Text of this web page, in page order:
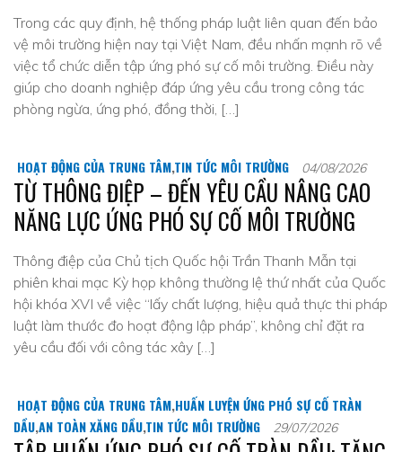
Trong các quy định, hệ thống pháp luật liên quan đến bảo
vệ môi trường hiện nay tại Việt Nam, đều nhấn mạnh rõ về
việc tổ chức diễn tập ứng phó sự cố môi trường. Điều này
giúp cho doanh nghiệp đáp ứng yêu cầu trong công tác
phòng ngừa, ứng phó, đồng thời, […]
HOẠT ĐỘNG CỦA TRUNG TÂM,TIN TỨC MÔI TRƯỜNG 04/08/2026
TỪ THÔNG ĐIỆP – ĐẾN YÊU CẦU NÂNG CAO
NĂNG LỰC ỨNG PHÓ SỰ CỐ MÔI TRƯỜNG
Thông điệp của Chủ tịch Quốc hội Trần Thanh Mẫn tại
phiên khai mạc Kỳ họp không thường lệ thứ nhất của Quốc
hội khóa XVI về việc “lấy chất lượng, hiệu quả thực thi pháp
luật làm thước đo hoạt động lập pháp”, không chỉ đặt ra
yêu cầu đối với công tác xây […]
HOẠT ĐỘNG CỦA TRUNG TÂM,HUẤN LUYỆN ỨNG PHÓ SỰ CỐ TRÀN
DẦU,AN TOÀN XĂNG DẦU,TIN TỨC MÔI TRƯỜNG 29/07/2026